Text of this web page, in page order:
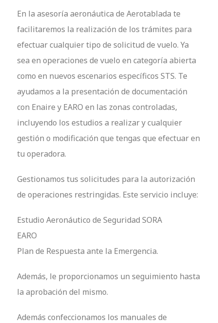
En la asesoría aeronáutica de Aerotablada te
facilitaremos la realización de los trámites para
efectuar cualquier tipo de solicitud de vuelo. Ya
sea en operaciones de vuelo en categoría abierta
como en nuevos escenarios específicos STS. Te
ayudamos a la presentación de documentación
con Enaire y EARO en las zonas controladas,
incluyendo los estudios a realizar y cualquier
gestión o modificación que tengas que efectuar en
tu operadora.
Gestionamos tus solicitudes para la autorización
de operaciones restringidas. Este servicio incluye:
Estudio Aeronáutico de Seguridad SORA
EARO
Plan de Respuesta ante la Emergencia.
Además, le proporcionamos un seguimiento hasta
la aprobación del mismo.
Además confeccionamos los manuales de